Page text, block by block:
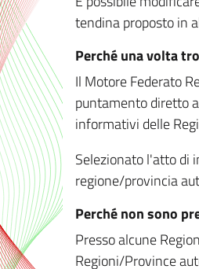
tendina proposto in
Perché una volta
Il Motore Federato
puntamento diretto
informativi delle
Selezionato l'atto di
regione/provincia
Perché non sono
Presso alcune
Regioni/Province